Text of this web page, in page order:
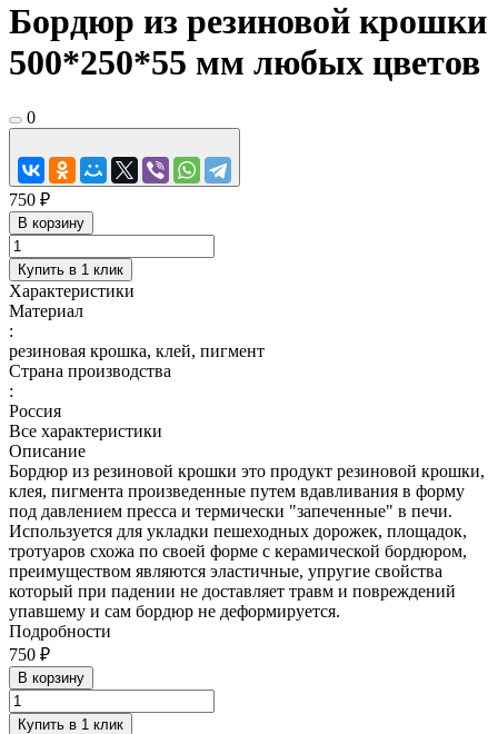
Бордюр из резиновой крошки
500*250*55 мм любых цветов
0
750 ₽
В корзину
Купить в 1 клик
Характеристики
Материал
:
резиновая крошка, клей, пигмент
Страна производства
:
Россия
Все характеристики
Описание
Бордюр из резиновой крошки это продукт резиновой крошки,
клея, пигмента произведенные путем вдавливания в форму
под давлением пресса и термически "запеченные" в печи.
Используется для укладки пешеходных дорожек, площадок,
тротуаров схожа по своей форме с керамической бордюром,
преимуществом являются эластичные, упругие свойства
который при падении не доставляет травм и повреждений
упавшему и сам бордюр не деформируется.
Подробности
750 ₽
В корзину
Купить в 1 клик